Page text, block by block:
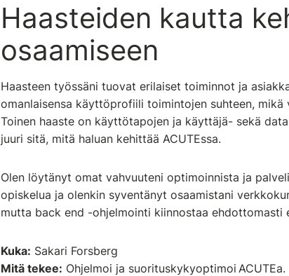
Haasteiden kautta
osaamiseen
Haasteen työssäni tuovat erilaiset toiminnot ja
omanlaisensa käyttöprofiili toimintojen suhteen,
Toinen haaste on käyttötapojen ja käyttäjä- sekä
juuri sitä, mitä haluan kehittää ACUTEssa.
Olen löytänyt omat vahvuuteni optimoinnista ja
opiskelua ja olenkin syventänyt osaamistani
mutta back end -ohjelmointi kiinnostaa ehdottomasti
Kuka: Sakari Forsberg
Mitä tekee: Ohjelmoi ja suorituskykyoptimoi ACUTEa.